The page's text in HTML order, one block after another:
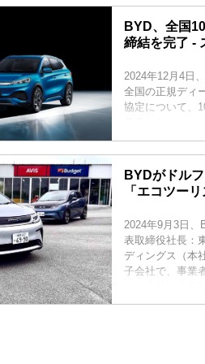
BYD、全国
締結を完了 -
2024年12月4日
全国の正規ディ
協定について、
BYDがドル
「エコツー
2024年9月3日、
表取締役社長：
ディングス（本
子会社で、事業
ー（本社：東
フィン ロングレ